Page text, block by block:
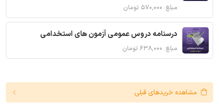
مبلغ: ۵۷۰,۰۰۰ تومان
درسنامه دروس عمومی آزمون های استخدامی
مبلغ: ۶۳۸,۰۰۰ تومان
مشاهده خریدهای قبلی